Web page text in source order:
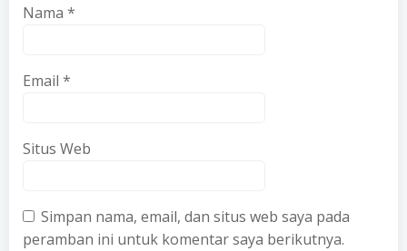
Nama *
Email *
Situs Web
Simpan nama, email, dan situs web saya pada
peramban ini untuk komentar saya berikutnya.